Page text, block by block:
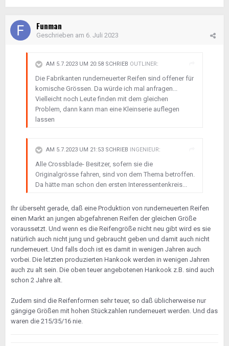
Funman
Geschrieben am 6. Juli 2023
AM 5.7.2023 UM 20:58 SCHRIEB OUTLINER:
Die Fabrikanten runderneuerter Reifen sind offener für
komische Grössen. Da würde ich mal anfragen...
Vielleicht noch Leute finden mit dem gleichen
Problem, dann kann man eine Kleinserie auflegen
lassen
AM 5.7.2023 UM 21:53 SCHRIEB INGENIEUR:
Alle Crossblade- Besitzer, sofern sie die
Originalgrösse fahren, sind von dem Thema betroffen.
Da hätte man schon den ersten Interessentenkreis...
Ihr überseht gerade, daß eine Produktion von runderneuerten Reifen
einen Markt an jungen abgefahrenen Reifen der gleichen Größe
voraussetzt. Und wenn es die Reifengröße nicht neu gibt wird es sie
natürlich auch nicht jung und gebraucht geben und damit auch nicht
runderneuert. Und falls doch ist es damit in wenigen Jahren auch
vorbei. Die letzten produzierten Hankook werden in wenigen Jahren
auch zu alt sein. Die oben teuer angebotenen Hankook z.B. sind auch
schon 2 Jahre alt.
Zudem sind die Reifenformen sehr teuer, so daß üblicherweise nur
gängige Größen mit hohen Stückzahlen runderneuert werden. Und das
waren die 215/35/16 nie.